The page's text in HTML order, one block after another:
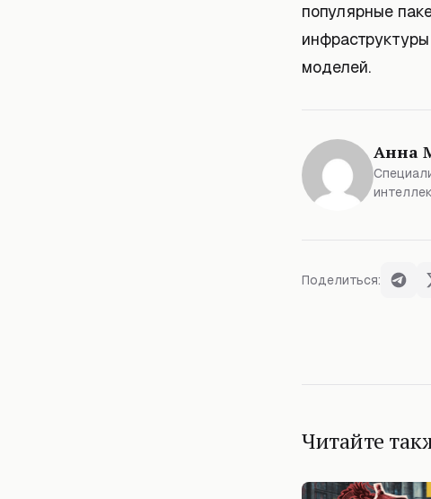
популярные
моделей.
Анна
Поделиться:
Читайте